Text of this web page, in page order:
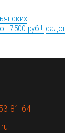
7500 руб!!!
81-64